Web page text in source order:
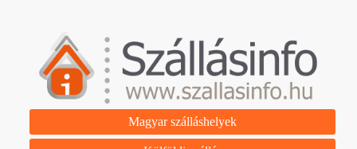
Magyar szálláshelyek